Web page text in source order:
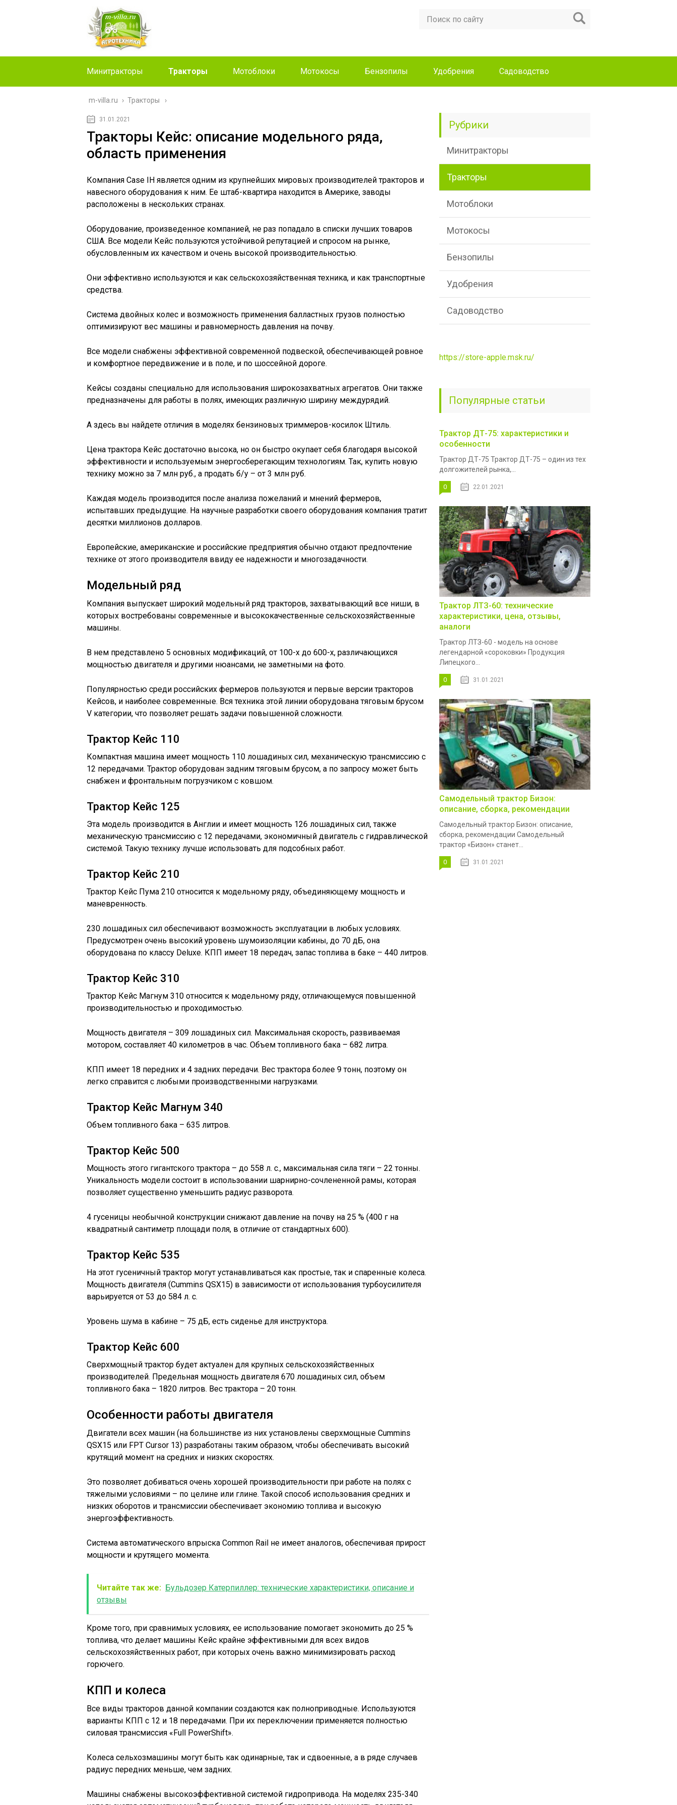
Минитракторы Тракторы Мотоблоки Мотокосы Бензопилы Удобрения Садоводство
m-villa.ru › Тракторы
31.01.2021
Тракторы Кейс: описание модельного ряда,
область применения
Компания Case IH является одним из крупнейших мировых производителей тракторов и
навесного оборудования к ним. Ее штаб-квартира находится в Америке, заводы
расположены в нескольких странах.
Оборудование, произведенное компанией, не раз попадало в списки лучших товаров
США. Все модели Кейс пользуются устойчивой репутацией и спросом на рынке,
обусловленным их качеством и очень высокой производительностью.
Они эффективно используются и как сельскохозяйственная техника, и как транспортные
средства.
Система двойных колес и возможность применения балластных грузов полностью
оптимизируют вес машины и равномерность давления на почву.
Все модели снабжены эффективной современной подвеской, обеспечивающей ровное
и комфортное передвижение и в поле, и по шоссейной дороге.
Кейсы созданы специально для использования широкозахватных агрегатов. Они также
предназначены для работы в полях, имеющих различную ширину междурядий.
А здесь вы найдете отличия в моделях бензиновых триммеров-косилок Штиль.
Цена трактора Кейс достаточно высока, но он быстро окупает себя благодаря высокой
эффективности и используемым энергосберегающим технологиям. Так, купить новую
технику можно за 7 млн руб., а продать б/у – от 3 млн руб.
Каждая модель производится после анализа пожеланий и мнений фермеров,
испытавших предыдущие. На научные разработки своего оборудования компания тратит
десятки миллионов долларов.
Европейские, американские и российские предприятия обычно отдают предпочтение
технике от этого производителя ввиду ее надежности и многозадачности.
Модельный ряд
Компания выпускает широкий модельный ряд тракторов, захватывающий все ниши, в
которых востребованы современные и высококачественные сельскохозяйственные
машины.
В нем представлено 5 основных модификаций, от 100-х до 600-х, различающихся
мощностью двигателя и другими нюансами, не заметными на фото.
Популярностью среди российских фермеров пользуются и первые версии тракторов
Кейсов, и наиболее современные. Вся техника этой линии оборудована тяговым брусом
V категории, что позволяет решать задачи повышенной сложности.
Трактор Кейс 110
Компактная машина имеет мощность 110 лошадиных сил, механическую трансмиссию с
12 передачами. Трактор оборудован задним тяговым брусом, а по запросу может быть
снабжен и фронтальным погрузчиком с ковшом.
Трактор Кейс 125
Эта модель производится в Англии и имеет мощность 126 лошадиных сил, также
механическую трансмиссию с 12 передачами, экономичный двигатель с гидравлической
системой. Такую технику лучше использовать для подсобных работ.
Трактор Кейс 210
Трактор Кейс Пума 210 относится к модельному ряду, объединяющему мощность и
маневренность.
230 лошадиных сил обеспечивают возможность эксплуатации в любых условиях.
Предусмотрен очень высокий уровень шумоизоляции кабины, до 70 дБ, она
оборудована по классу Deluxe. КПП имеет 18 передач, запас топлива в баке – 440 литров.
Трактор Кейс 310
Трактор Кейс Магнум 310 относится к модельному ряду, отличающемуся повышенной
производительностью и проходимостью.
Мощность двигателя – 309 лошадиных сил. Максимальная скорость, развиваемая
мотором, составляет 40 километров в час. Объем топливного бака – 682 литра.
КПП имеет 18 передних и 4 задних передачи. Вес трактора более 9 тонн, поэтому он
легко справится с любыми производственными нагрузками.
Трактор Кейс Магнум 340
Объем топливного бака – 635 литров.
Трактор Кейс 500
Мощность этого гигантского трактора – до 558 л. с., максимальная сила тяги – 22 тонны.
Уникальность модели состоит в использовании шарнирно-сочлененной рамы, которая
позволяет существенно уменьшить радиус разворота.
4 гусеницы необычной конструкции снижают давление на почву на 25 % (400 г на
квадратный сантиметр площади поля, в отличие от стандартных 600).
Трактор Кейс 535
На этот гусеничный трактор могут устанавливаться как простые, так и спаренные колеса.
Мощность двигателя (Cummins QSX15) в зависимости от использования турбоусилителя
варьируется от 53 до 584 л. с.
Уровень шума в кабине – 75 дБ, есть сиденье для инструктора.
Трактор Кейс 600
Сверхмощный трактор будет актуален для крупных сельскохозяйственных
производителей. Предельная мощность двигателя 670 лошадиных сил, объем
топливного бака – 1820 литров. Вес трактора – 20 тонн.
Особенности работы двигателя
Двигатели всех машин (на большинстве из них установлены сверхмощные Cummins
QSX15 или FPT Cursor 13) разработаны таким образом, чтобы обеспечивать высокий
крутящий момент на средних и низких скоростях.
Это позволяет добиваться очень хорошей производительности при работе на полях с
тяжелыми условиями – по целине или глине. Такой способ использования средних и
низких оборотов и трансмиссии обеспечивает экономию топлива и высокую
энергоэффективность.
Система автоматического впрыска Common Rail не имеет аналогов, обеспечивая прирост
мощности и крутящего момента.
Читайте так же: Бульдозер Катерпиллер: технические характеристики, описание и
отзывы
Кроме того, при сравнимых условиях, ее использование помогает экономить до 25 %
топлива, что делает машины Кейс крайне эффективными для всех видов
сельскохозяйственных работ, при которых очень важно минимизировать расход
горючего.
КПП и колеса
Все виды тракторов данной компании создаются как полноприводные. Используются
варианты КПП с 12 и 18 передачами. При их переключении применяется полностью
силовая трансмиссия «Full PowerShift».
Колеса сельхозмашины могут быть как одинарные, так и сдвоенные, а в ряде случаев
радиус передних меньше, чем задних.
Машины снабжены высокоэффективной системой гидропривода. На моделях 235-340
Рубрики
Минитракторы
Тракторы
Мотоблоки
Мотокосы
Бензопилы
Удобрения
Садоводство
https://store-apple.msk.ru/
Популярные статьи
Трактор ДТ-75: характеристики и
особенности
Трактор ДТ-75 Трактор ДТ-75 – один из тех
долгожителей рынка,...
0 22.01.2021
Трактор ЛТЗ-60: технические
характеристики, цена, отзывы,
аналоги
Трактор ЛТЗ-60 - модель на основе
легендарной «сороковки» Продукция
Липецкого...
0 31.01.2021
Самодельный трактор Бизон:
описание, сборка, рекомендации
Самодельный трактор Бизон: описание,
сборка, рекомендации Самодельный
трактор «Бизон» станет...
0 31.01.2021